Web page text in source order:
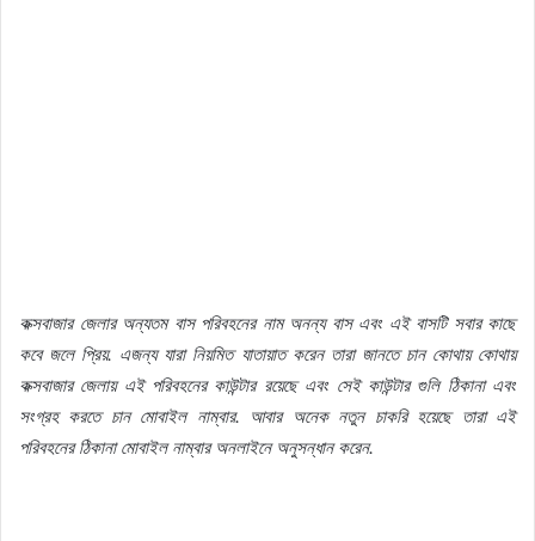
কক্সবাজার জেলার অন্যতম বাস পরিবহনের নাম অনন্য বাস এবং এই বাসটি সবার কাছে
কবে জলে প্রিয়. এজন্য যারা নিয়মিত যাতায়াত করেন তারা জানতে চান কোথায় কোথায়
কক্সবাজার জেলায় এই পরিবহনের কাউন্টার রয়েছে এবং সেই কাউন্টার গুলি ঠিকানা এবং
সংগ্রহ করতে চান মোবাইল নাম্বার. আবার অনেক নতুন চাকরি হয়েছে তারা এই
পরিবহনের ঠিকানা মোবাইল নাম্বার অনলাইনে অনুসন্ধান করেন.